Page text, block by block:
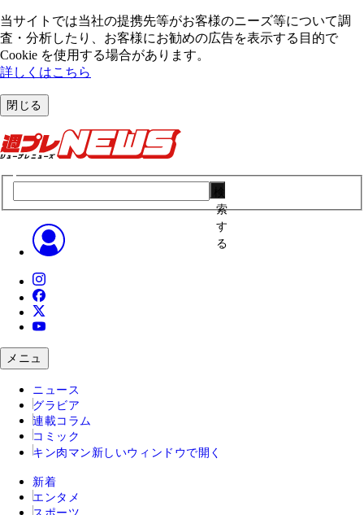
当サイトでは当社の提携先等がお客様のニーズ等について調
査・分析したり、お客様にお勧めの広告を表⽰する⽬的で
Cookie を使⽤する場合があります。
詳しくはこちら
閉じる
索
す
る
メニュ
ニュース
グラビア
連載コラム
コミック
キン肉マン 新しいウィンドウで開く
新着
エンタメ